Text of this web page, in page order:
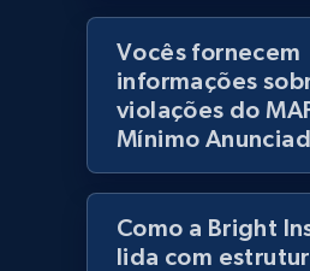
products using specified
URL, Product id, Title,
Currency, Discount, Initial
1.1K+ 149+
Vocês fornecem
informações
violações do
Mínimo
Como a Bright
lida com